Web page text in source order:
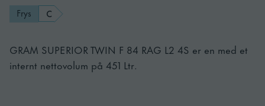
Frys C
GRAM SUPERIOR TWIN F 84 RAG L2 4S er en med et
internt nettovolum på 451 Ltr.